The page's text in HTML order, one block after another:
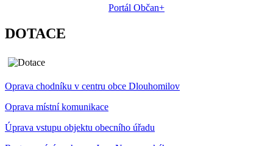
Portál Občan+
DOTACE
Oprava chodníku v centru obce Dlouhomilov
Oprava místní komunikace
Úprava vstupu objektu obecního úřadu